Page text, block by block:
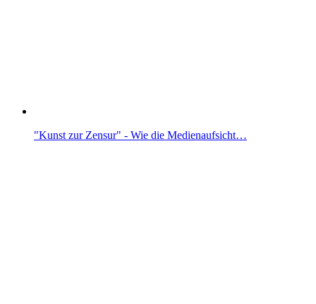
"Kunst zur Zensur" - Wie die Medienaufsicht…